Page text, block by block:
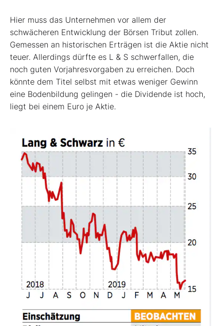
Hier muss das Unternehmen vor allem der
schwächeren Entwicklung der Börsen Tribut zollen.
Gemessen an historischen Erträgen ist die Aktie nicht
teuer. Allerdings dürfte es L & S schwerfallen, die
noch guten Vorjahresvorgaben zu erreichen. Doch
könnte dem Titel selbst mit etwas weniger Gewinn
eine Bodenbildung gelingen - die Dividende ist hoch,
liegt bei einem Euro je Aktie.